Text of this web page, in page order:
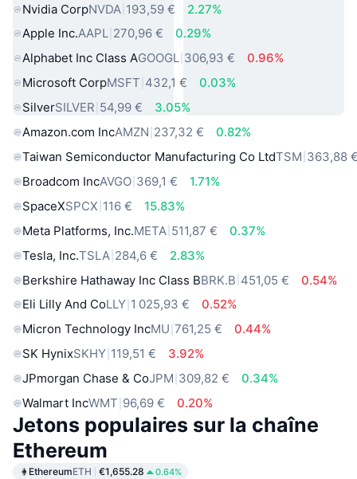
Nvidia CorpNVDA 193,59 €
2.27%
Apple Inc.AAPL 270,96 €
0.29%
Alphabet Inc Class AGOOGL 306,93 €
0.96%
Microsoft CorpMSFT 432,1 €
0.03%
SilverSILVER 54,99 €
3.05%
Amazon.com IncAMZN 237,32 €
0.82%
Taiwan Semiconductor Manufacturing Co LtdTSM 363,88
Broadcom IncAVGO 369,1 €
1.71%
SpaceXSPCX 116 €
15.83%
Meta Platforms, Inc.META 511,87 €
0.37%
Tesla, Inc.TSLA 284,6 €
2.83%
Berkshire Hathaway Inc Class BBRK.B 451,05 €
0.54%
Eli Lilly And CoLLY 1 025,93 €
0.52%
Micron Technology IncMU 761,25 €
0.44%
SK HynixSKHY 119,51 €
3.92%
JPmorgan Chase & CoJPM 309,82 €
0.34%
Walmart IncWMT 96,69 € 0.20%
Jetons populaires sur la chaîne
Ethereum
EthereumETH €1,655.28 0.64%